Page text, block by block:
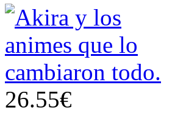
26.55€